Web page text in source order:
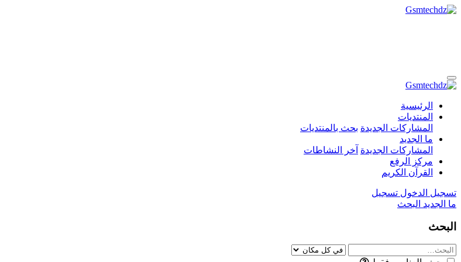
الرئيسية
المنتديات
المشاركات الجديدة بحث بالمنتديات
ما الجديد
المشاركات الجديدة آخر النشاطات
مركز الرفع
القرآن الكريم
تسجيل الدخول تسجيل
ما الجديد البحث
البحث